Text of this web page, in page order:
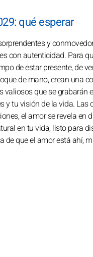
qué esperar
y
con autenticidad. Para
de estar presente, de
de mano, crean una
que se grabarán
tu visión de la vida.
el amor se revela
en tu vida, listo para
que el amor está ahí,